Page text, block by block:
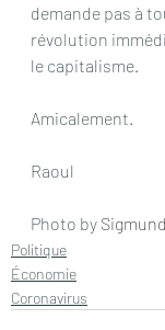
demande pas à
révolution
le capitalisme.
Amicalement.
Raoul
Photo by Sigmund
Politique
Économie
Coronavirus